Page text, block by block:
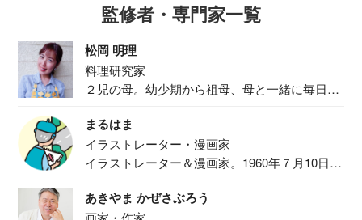
監修者・専門家一覧
松岡 明理
料理研究家
２児の母。幼少期から祖母、母と一緒に毎日の
まるはま
イラストレーター・漫画家
イラストレーター＆漫画家。1960年７月10日生
あきやま かぜさぶろう